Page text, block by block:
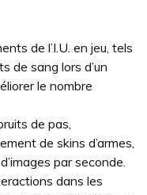
de l’I.U. en jeu, tels
de sang lors d’un
le nombre
de pas,
de skins d’armes,
par seconde.
dans les